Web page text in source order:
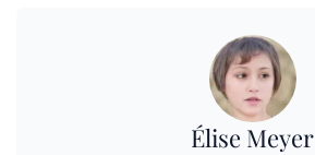
Élise Meyer